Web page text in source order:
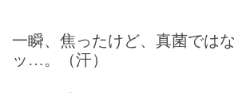
一瞬、焦ったけど、真菌では
ッ…。（汗）